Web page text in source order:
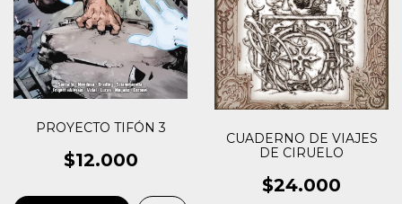
PROYECTO TIFÓN 3
$12.000
CUADERNO DE VIAJES
DE CIRUELO
$24.000